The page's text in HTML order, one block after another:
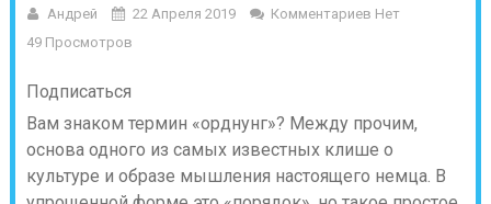
Андрей 22 Апреля 2019
Комментариев Нет
49 Просмотров
Подписаться
Вам знаком термин «орднунг»? Между прочим,
основа одного из самых известных клише о
культуре и образе мышления настоящего немца. В